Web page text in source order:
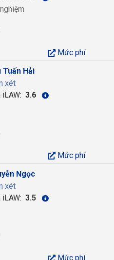
Mức phí
Tuấn Hải
xét
3.6
Mức phí
Ngọc
xét
3.5
Mức phí